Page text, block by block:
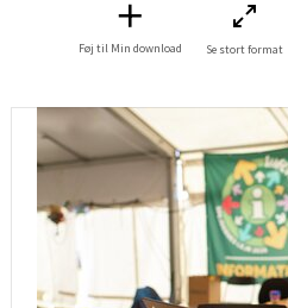
Føj til Min download Se stort format